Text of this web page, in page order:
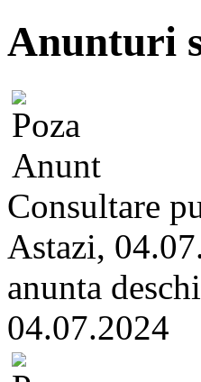
Anunturi
Consultare
Astazi,
anunta